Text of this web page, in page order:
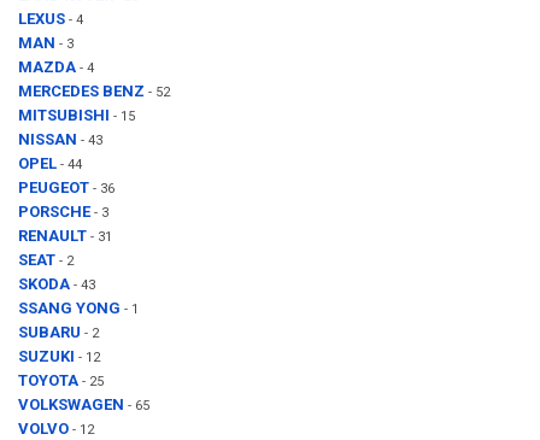
LEXUS - 4
MAN - 3
MAZDA - 4
MERCEDES BENZ - 52
MITSUBISHI - 15
NISSAN - 43
OPEL - 44
PEUGEOT - 36
PORSCHE - 3
RENAULT - 31
SEAT - 2
SKODA - 43
SSANG YONG - 1
SUBARU - 2
SUZUKI - 12
TOYOTA - 25
VOLKSWAGEN - 65
VOLVO - 12